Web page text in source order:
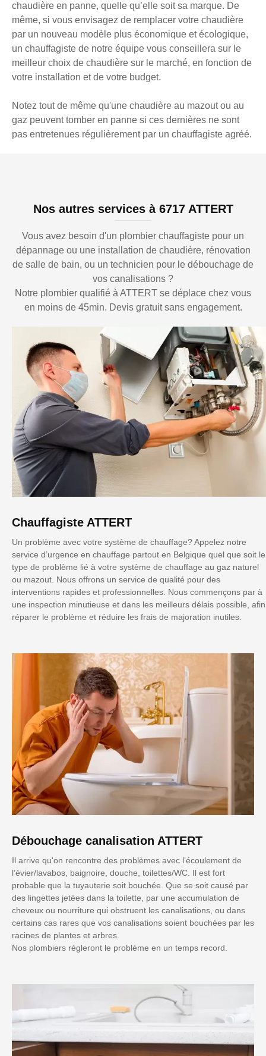
chaudière en panne, quelle qu’elle soit sa marque. De
même, si vous envisagez de remplacer votre chaudière
par un nouveau modèle plus économique et écologique,
un chauffagiste de notre équipe vous conseillera sur le
meilleur choix de chaudière sur le marché, en fonction de
votre installation et de votre budget.
Notez tout de même qu'une chaudière au mazout ou au
gaz peuvent tomber en panne si ces dernières ne sont
pas entretenues régulièrement par un chauffagiste agréé.
Nos autres services à 6717 ATTERT
Vous avez besoin d'un plombier chauffagiste pour un
dépannage ou une installation de chaudière, rénovation
de salle de bain, ou un technicien pour le débouchage de
vos canalisations ?
Notre plombier qualifié à ATTERT se déplace chez vous
en moins de 45min. Devis gratuit sans engagement.
Chauffagiste ATTERT
Un problème avec votre système de chauffage? Appelez notre
service d’urgence en chauffage partout en Belgique quel que soit le
type de problème lié à votre système de chauffage au gaz naturel
ou mazout. Nous offrons un service de qualité pour des
interventions rapides et professionnelles. Nous commençons par à
une inspection minutieuse et dans les meilleurs délais possible, afin
réparer le problème et réduire les frais de majoration inutiles.
Débouchage canalisation ATTERT
Il arrive qu'on rencontre des problèmes avec l’écoulement de
l’évier/lavabos, baignoire, douche, toilettes/WC. Il est fort
probable que la tuyauterie soit bouchée. Que se soit causé par
des lingettes jetées dans la toilette, par une accumulation de
cheveux ou nourriture qui obstruent les canalisations, ou dans
certains cas rares que vos canalisations soient bouchées par les
racines de plantes et arbres.
Nos plombiers régleront le problème en un temps record.